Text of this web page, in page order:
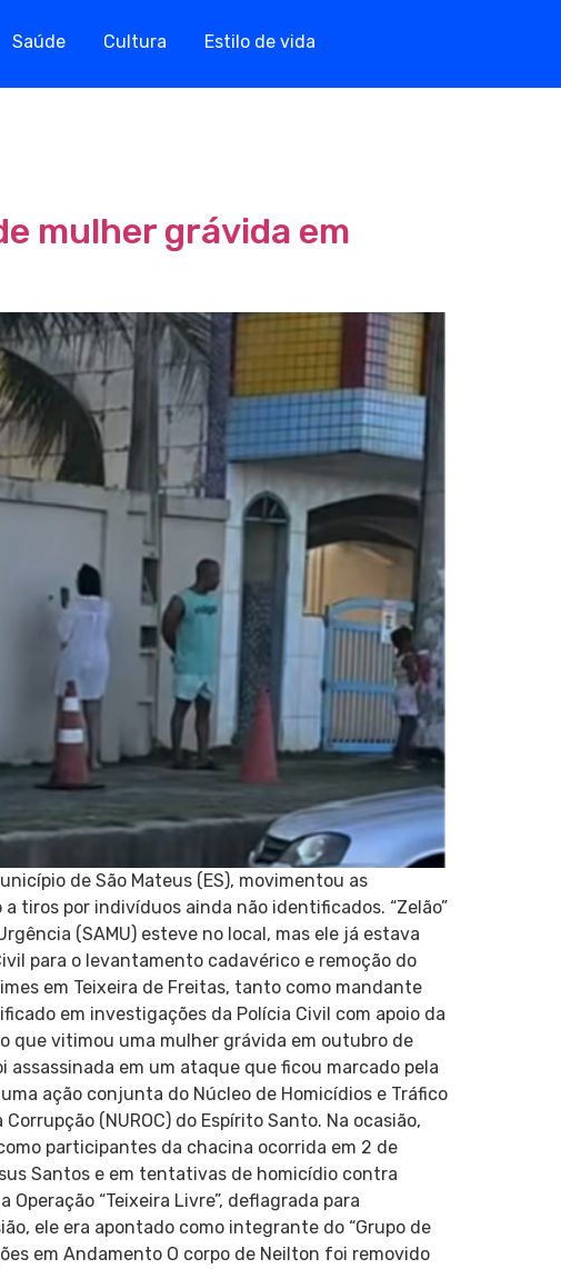
Saúde Cultura Estilo de vida
mulher grávida em
de São Mateus (ES), movimentou as
tiros por indivíduos ainda não identificados. “Zelão”
(SAMU) esteve no local, mas ele já estava
para o levantamento cadavérico e remoção do
em Teixeira de Freitas, tanto como mandante
em investigações da Polícia Civil com apoio da
que vitimou uma mulher grávida em outubro de
assassinada em um ataque que ficou marcado pela
ação conjunta do Núcleo de Homicídios e Tráfico
(NUROC) do Espírito Santo. Na ocasião,
participantes da chacina ocorrida em 2 de
Santos e em tentativas de homicídio contra
“Teixeira Livre”, deflagrada para
ele era apontado como integrante do “Grupo de
em Andamento O corpo de Neilton foi removido